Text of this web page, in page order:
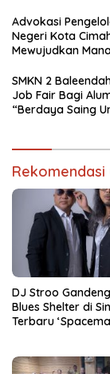
Advokasi
Negeri Kota
Mewujudkan
SMKN 2
Job Fair Bagi
“Berdaya Saing
Rekomendasi
DJ Stroo
Blues Shelter di
Terbaru